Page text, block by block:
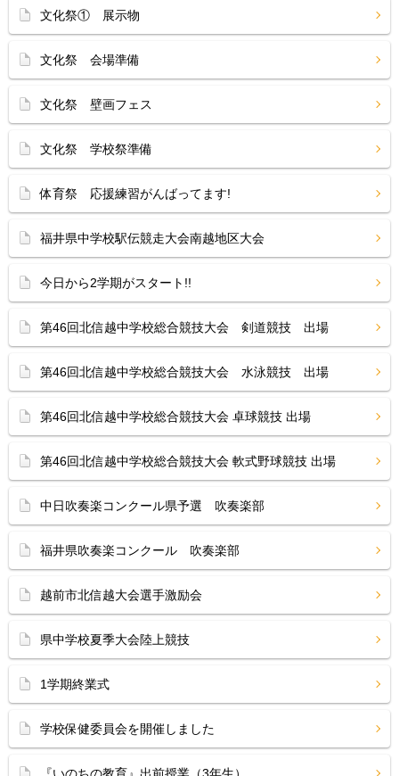
文化祭① 展示物
文化祭 会場準備
文化祭 壁画フェス
文化祭 学校祭準備
体育祭 応援練習がんばってます!
福井県中学校駅伝競走大会南越地区大会
今日から2学期がスタート!!
第46回北信越中学校総合競技大会 剣道競技 出場
第46回北信越中学校総合競技大会 水泳競技 出場
第46回北信越中学校総合競技大会 卓球競技 出場
第46回北信越中学校総合競技大会 軟式野球競技 出場
中日吹奏楽コンクール県予選 吹奏楽部
福井県吹奏楽コンクール 吹奏楽部
越前市北信越大会選手激励会
県中学校夏季大会陸上競技
1学期終業式
学校保健委員会を開催しました